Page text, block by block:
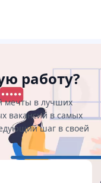
работу?
мечты в лучших
вакансий в самых
шаг в своей